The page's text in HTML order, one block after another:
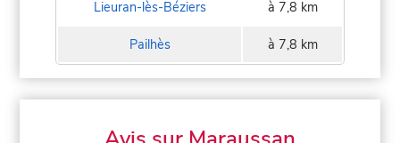
Lieuran-lès-Béziers à 7,8 km
Pailhès à 7,8 km